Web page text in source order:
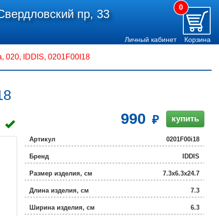
пр, 33
0
Личный кабинет Корзина
020, IDDIS, 0201F00I18
990 купить
Артикул 0201F00i18
Бренд IDDIS
Размер изделия, см 7.3x6.3x24.7
Длина изделия, см 7.3
Ширина изделия, см 6.3